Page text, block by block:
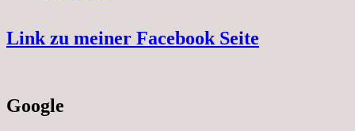
Link zu meiner Facebook Seite
Google